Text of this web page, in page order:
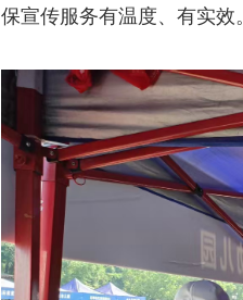
保宣传服务有温度、有实效。